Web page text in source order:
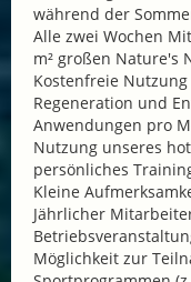
während der
Alle zwei Wochen
m² großen Nature's
Kostenfreie
Regeneration und
Anwendungen pro
Nutzung unseres
persönliches
Kleine
Jährlicher
Möglichkeit zur